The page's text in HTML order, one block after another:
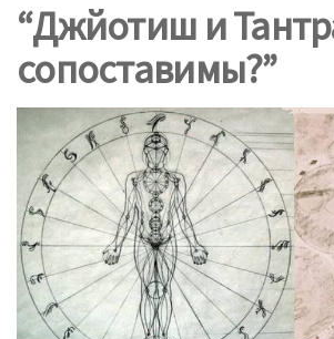
“Джйотиш и
сопоставимы?”